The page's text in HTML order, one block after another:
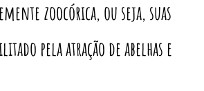
zoocórica, ou seja, suas
pela atração de abelhas e